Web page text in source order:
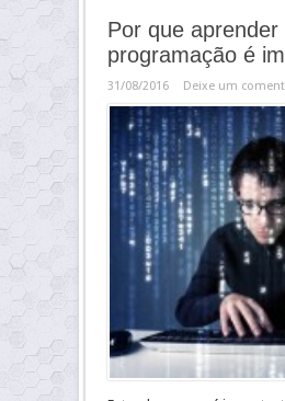
Por que aprender
programação é
31/08/2016 Deixe um